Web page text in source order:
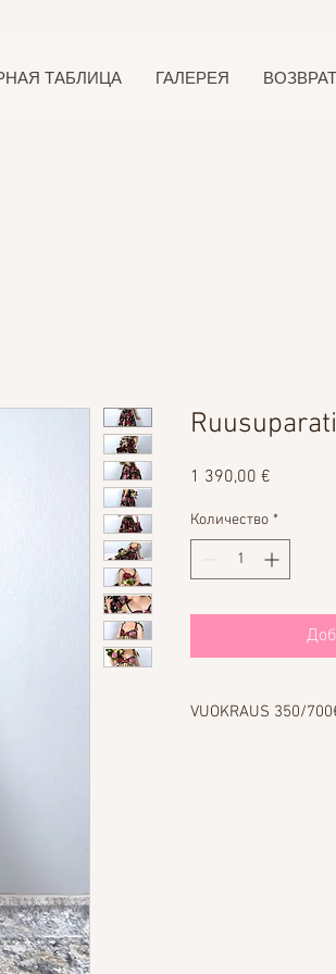
ТАБЛИЦА ГАЛЕРЕЯ ВОЗВРАТ
1 390,00 €
Количество *
VUOKRAUS 350/